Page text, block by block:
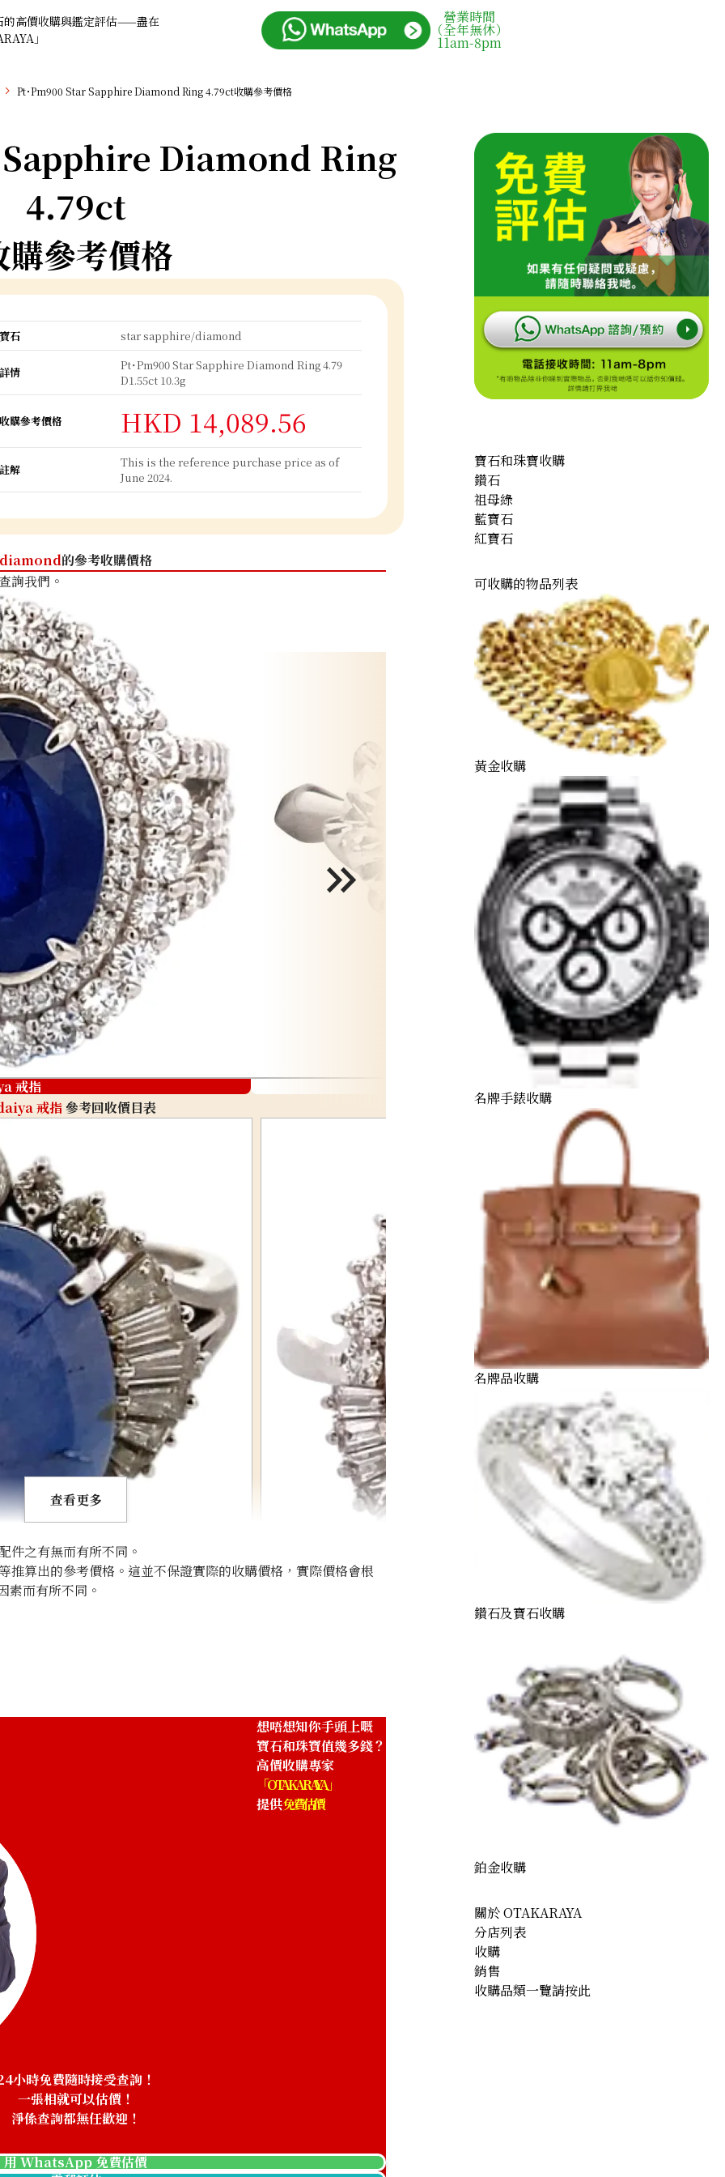
的高價收購與鑑定評估——盡在
」
營業時間
（全年無休）
11am-8pm
Pt･Pm900 Star Sapphire Diamond Ring 4.79ct收購參考價格
Diamond Ring
4.79ct
購參考價格
寶石 star sapphire/diamond
詳情
Pt･Pm900 Star Sapphire Diamond Ring 4.79
D1.55ct 10.3g
收購參考價格 HKD 14,089.56
註解
This is the reference purchase price as of
June 2024.
diamond的參考收購價格
詢我們。
戒指
戒指參考回收價目表
Pt･Pm900 Star Sapphire Diamond Ring 15.65ct
12.05ct
Pt･Pm900 Star Sapphire Diamond Ring 4.79ct
查看更多
件之有無而有所不同。
算出的參考價格。這並不保證實際的收購價格，實際價格會根
素而有所不同。
想唔想知你手頭上嘅
寶石和珠寶值幾多錢？
高價收購專家
「OTAKARAYA」
提供免費估價
小時免費隨時接受查詢！
一張相就可以估價！
淨係查詢都無任歡迎！
用 WhatsApp 免費估價
寶石和珠寶收購
鑽石
祖母綠
藍寶石
紅寶石
可收購的物品列表
黃金收購
名牌手錶收購
名牌品收購
鑽石及寶石收購
鉑金收購
關於 OTAKARAYA
分店列表
收購
銷售
收購品類一覽請按此